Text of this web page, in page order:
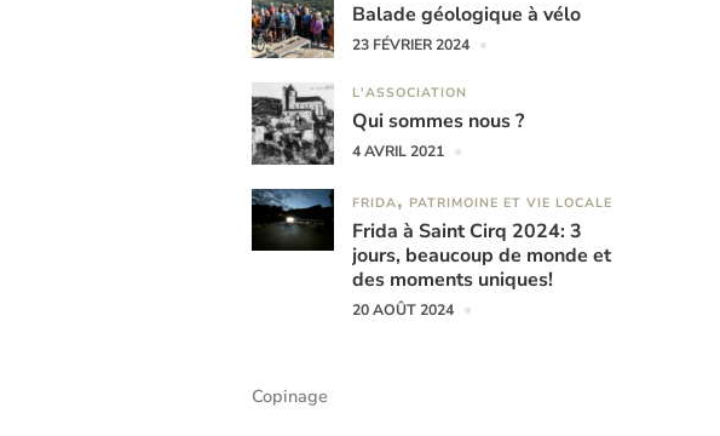
Balade géologique à vélo
23 FÉVRIER 2024
L'ASSOCIATION
Qui sommes nous ?
4 AVRIL 2021
FRIDA PATRIMOINE ET VIE LOCALE
Frida à Saint Cirq 2024: 3
jours, beaucoup de monde et
des moments uniques!
20 AOÛT 2024
Copinage